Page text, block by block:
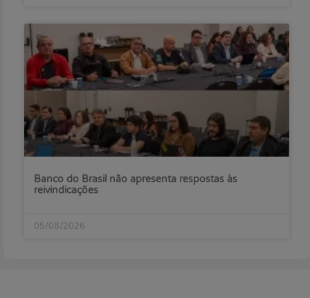
Banco do Brasil não apresenta respostas às
reivindicações
05/08/2026